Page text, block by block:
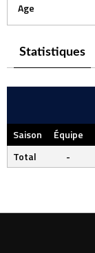
Age
Statistiques
Saison Équipe
Total
-